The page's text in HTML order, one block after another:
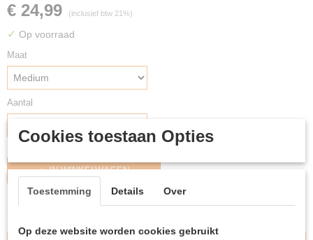
€ 24,99 (inclusief btw 21%)
✓ Op voorraad
Maat
Aantal
IN WINKELWAGEN
Cookies toestaan Opties
Toestemming Details Over
Op deze website worden cookies gebruikt